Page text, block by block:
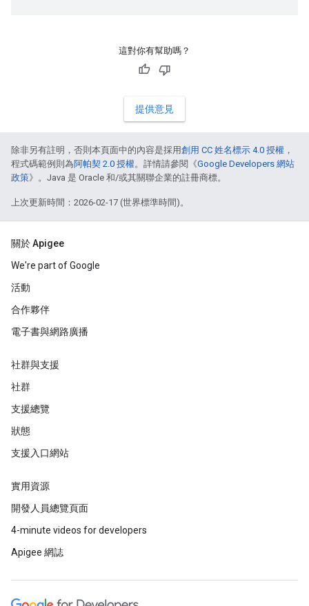
這對你有幫助嗎？
提供意見
除非另有註明，否則本頁面中的內容是採用創用 CC 姓名標示 4.0 授權 ，
程式碼範例則為阿帕契 2.0 授權。詳情請參閱《Google Developers 網站
政策》。Java 是 Oracle 和/或其關聯企業的註冊商標。
上次更新時間：2026-02-17 (世界標準時間)。
關於 Apigee
We're part of Google
活動
合作夥伴
電子書與網路廣播
社群與支援
社群
支援總覽
狀態
支援入口網站
實用資源
開發人員總覽頁面
4-minute videos for developers
Apigee 網誌